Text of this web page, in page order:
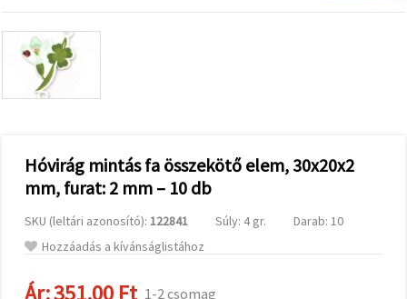
a
valamint
relevánsabb
tartalmat
hirdetéseket
analitikai és
marketingpartnereink
segítségével
Az "Összes
elfogadása"
gombra
elfogadhatja
Hóvirág mintás fa összekötő elem, 30x20x2
mm, furat: 2 mm – 10 db
SKU (leltári azonosító): 122841 Súly: 4 gr.
Darab: 10
Hozzáadás a kívánságlistához
Ár:351.00 Ft 1-2 csomag